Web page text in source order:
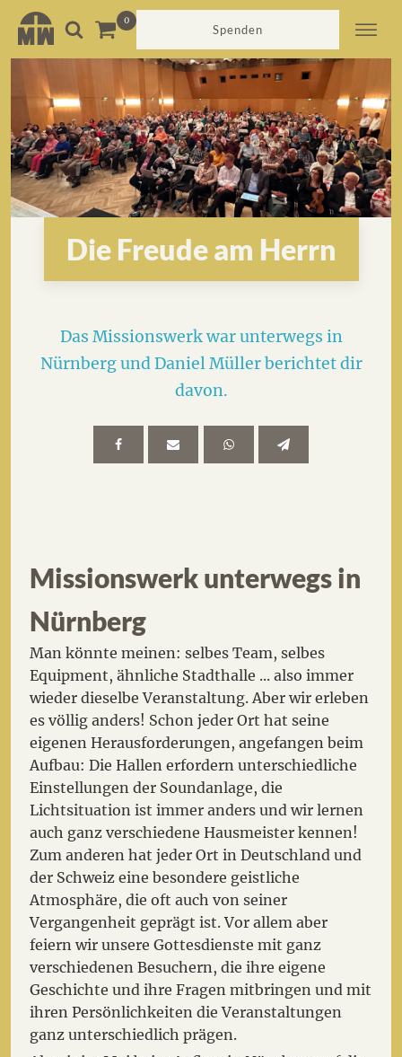
Spenden
Die Freude am Herrn
Das Missionswerk war unterwegs in
Nürnberg und Daniel Müller berichtet dir
davon.
Missionswerk unterwegs in
Nürnberg
Man könnte meinen: selbes Team, selbes
Equipment, ähnliche Stadthalle ... also immer
wieder dieselbe Veranstaltung. Aber wir erleben
es völlig anders! Schon jeder Ort hat seine
eigenen Herausforderungen, angefangen beim
Aufbau: Die Hallen erfordern unterschiedliche
Einstellungen der Soundanlage, die
Lichtsituation ist immer anders und wir lernen
auch ganz verschiedene Hausmeister kennen!
Zum anderen hat jeder Ort in Deutschland und
der Schweiz eine besondere geistliche
Atmosphäre, die oft auch von seiner
Vergangenheit geprägt ist. Vor allem aber
feiern wir unsere Gottesdienste mit ganz
verschiedenen Besuchern, die ihre eigene
Geschichte und ihre Fragen mitbringen und mit
ihren Persönlichkeiten die Veranstaltungen
ganz unterschiedlich prägen.